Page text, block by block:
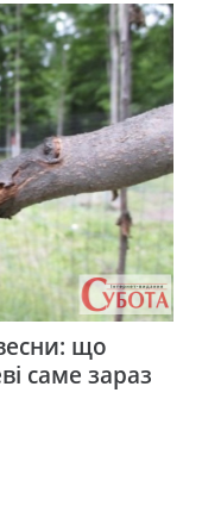
що
саме зараз